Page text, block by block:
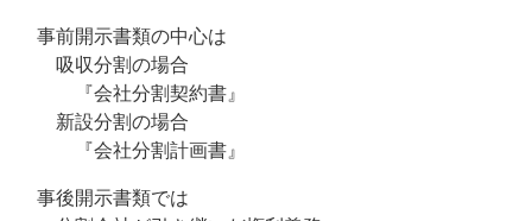
事前開示書類の中心は
吸収分割の場合
『会社分割契約書』
新設分割の場合
『会社分割計画書』
事後開示書類では